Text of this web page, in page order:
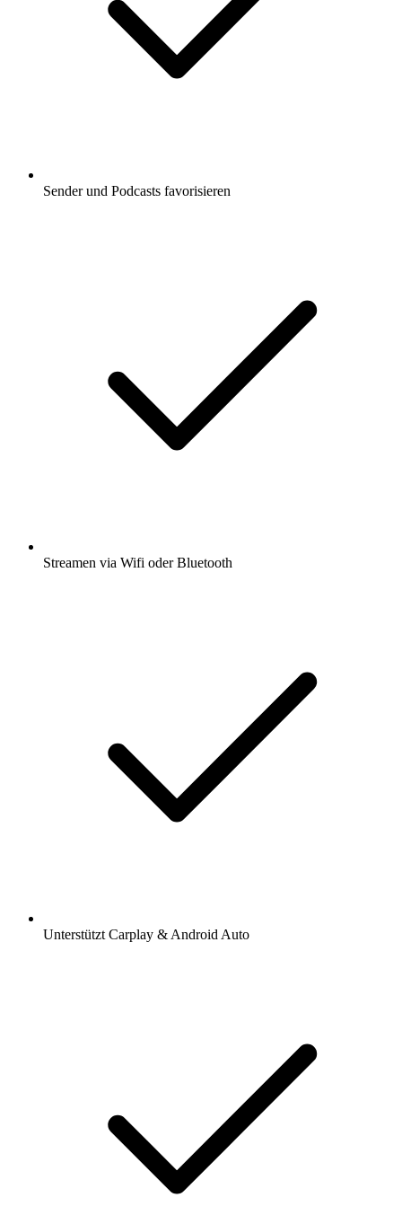
Sender und Podcasts favorisieren
Streamen via Wifi oder Bluetooth
Unterstützt Carplay & Android Auto